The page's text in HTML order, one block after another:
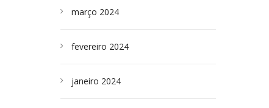
março 2024
fevereiro 2024
janeiro 2024